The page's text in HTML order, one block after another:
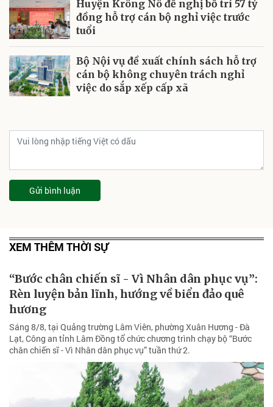
Huyện Krông Nô đề nghị bố trí 57 tỷ
đồng hỗ trợ cán bộ nghỉ việc trước
tuổi
Bộ Nội vụ đề xuất chính sách hỗ trợ
cán bộ không chuyên trách nghỉ
việc do sắp xếp cấp xã
Gửi bình luận
XEM THÊM THỜI SỰ
“Bước chân chiến sĩ - Vì Nhân dân phục vụ”:
Rèn luyện bản lĩnh, hướng về biển đảo quê
hương
Sáng 8/8, tại Quảng trường Lâm Viên, phường Xuân Hương - Đà
Lạt, Công an tỉnh Lâm Đồng tổ chức chương trình chạy bộ “Bước
chân chiến sĩ - Vì Nhân dân phục vụ” tuần thứ 2.